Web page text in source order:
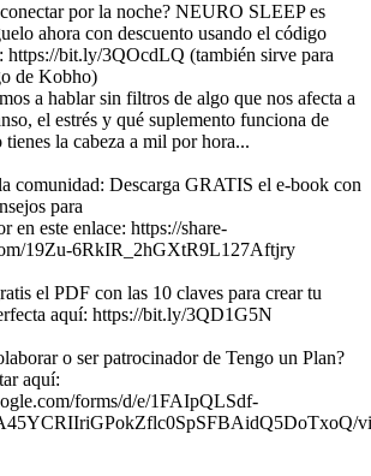
por la noche? NEURO SLEEP es
ahora con descuento usando el código
bit.ly/3QOcdLQ (también sirve para
de Kobho)
a hablar sin filtros de algo que nos afecta a
el estrés y qué suplemento funciona de
tienes la cabeza a mil por hora...
comunidad: Descarga GRATIS el e-book con
para
en este enlace: https://share-
19Zu-6RkIR_2hGXtR9L127Aftjry
el PDF con las 10 claves para crear tu
aquí: https://bit.ly/3QD1G5N
o ser patrocinador de Tengo un Plan?
aquí:
forms/d/e/1FAIpQLSdf-